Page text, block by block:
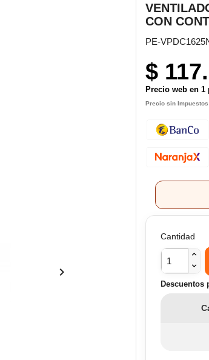

CON
PE-
$
Precio web en 1
Precio sin
Cantidad
Descuentos